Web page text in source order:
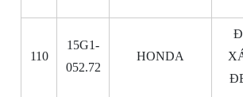
110
15G1-
052.72
HONDA